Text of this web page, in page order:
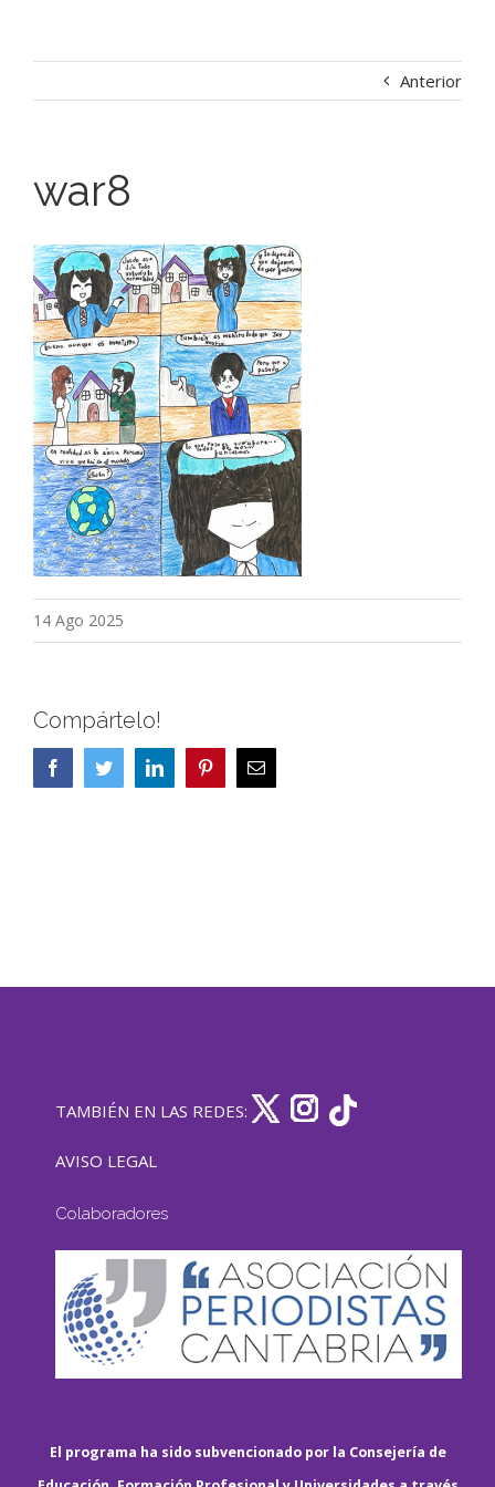
Anterior
war8
14 Ago 2025
Compártelo!
FacebookTwitterLinkedIn PinterestCorreo
electrónico
TAMBIÉN EN LAS REDES:
AVISO LEGAL
Colaboradores
El programa ha sido subvencionado por la Consejería de